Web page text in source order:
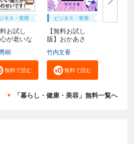
ネス・実用
お試し
が老いな
樹
無料で読む
ビジネス・実用
【無料お試し
版】おかあさ
竹内文香
無料で読む
「暮らし・健康・美容」無料一覧へ